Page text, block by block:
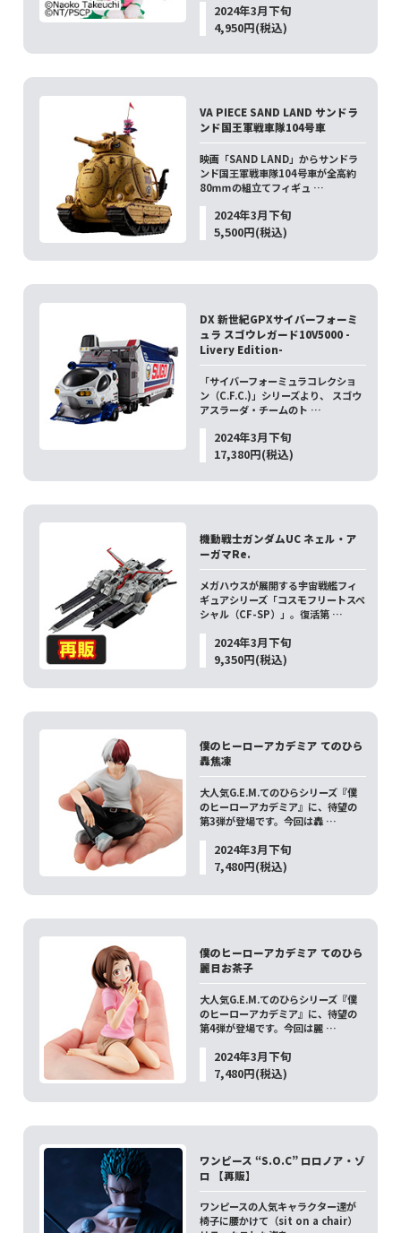
2024年3月下旬
4,950円(税込)
VA PIECE SAND LAND サンドラ
ンド国王軍戦車隊104号車
映画「SAND LAND」からサンドラ
ンド国王軍戦車隊104号車が全高約
80ｍｍの組立てフィギュ …
2024年3月下旬
5,500円(税込)
DX 新世紀GPXサイバーフォーミ
ュラ スゴウレガード10V5000 -
Livery Edition-
「サイバーフォーミュラコレクショ
ン（C.F.C.)」シリーズより、 スゴウ
アスラーダ・チームのト …
2024年3月下旬
17,380円(税込)
機動戦士ガンダムUC ネェル・ア
ーガマRe.
メガハウスが展開する宇宙戦艦フィ
ギュアシリーズ「コスモフリートスペ
シャル（CF-SP）」。復活第 …
2024年3月下旬
9,350円(税込)
僕のヒーローアカデミア てのひら
轟焦凍
大人気G.E.M.てのひらシリーズ『僕
のヒーローアカデミア』に、待望の
第3弾が登場です。今回は轟 …
2024年3月下旬
7,480円(税込)
僕のヒーローアカデミア てのひら
麗日お茶子
大人気G.E.M.てのひらシリーズ『僕
のヒーローアカデミア』に、待望の
第4弾が登場です。今回は麗 …
2024年3月下旬
7,480円(税込)
ワンピース “S.O.C” ロロノア・ゾ
ロ 【再販】
ワンピースの人気キャラクター達が
椅子に腰かけて（sit on a chair）